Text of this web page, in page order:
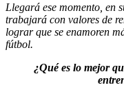
Llegará ese momento, en
trabajará con valores de
lograr que se enamoren
fútbol.
¿Qué es lo mejor